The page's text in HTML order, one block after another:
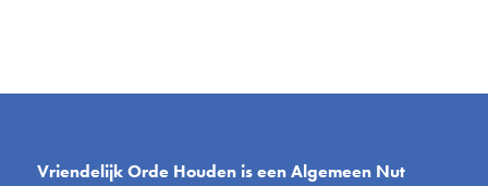
Vriendelijk Orde Houden is een Algemeen Nut